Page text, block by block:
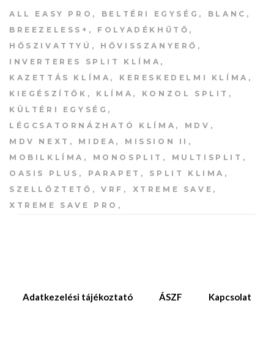
ALL EASY PRO BELTÉRI EGYSÉG
BLANC
BREEZELESS+
FOLYADÉKHŰTŐ
HŐSZIVATTYÚ
HŐVISSZANYERŐ
INVERTERES SPLIT KLÍMA
KAZETTÁS KLÍMA
KERESKEDELMI KLÍMA
KIEGÉSZÍTŐK
KLÍMA
KONZOL SPLIT
KÜLTÉRI EGYSÉG
LÉGCSATORNÁZHATÓ KLÍMA
MDV
MDV NEXT
MIDEA
MISSION II
MOBILKLÍMA
MONOSPLIT
MULTISPLIT
OASIS PLUS
PARAPET
SPLIT KLIMA
SZELLŐZTETŐ
VRF
XTREME SAVE
XTREME SAVE PRO
Adatkezelési tájékoztató ÁSZF Kapcsolat